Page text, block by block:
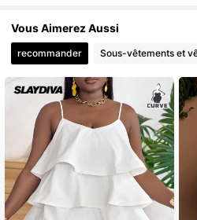
Vous Aimerez Aussi
recommander Sous-vêtements et